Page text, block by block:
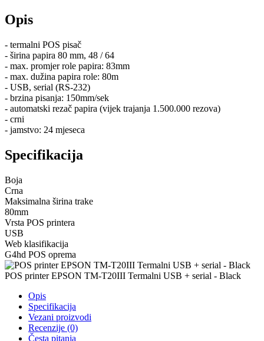
Opis
- termalni POS pisač
- širina papira 80 mm, 48 / 64
- max. promjer role papira: 83mm
- max. dužina papira role: 80m
- USB, serial (RS-232)
- brzina pisanja: 150mm/sek
- automatski rezač papira (vijek trajanja 1.500.000 rezova)
- crni
- jamstvo: 24 mjeseca
Specifikacija
Boja
Crna
Maksimalna širina trake
80mm
Vrsta POS printera
USB
Web klasifikacija
G4hd POS oprema
POS printer EPSON TM-T20III Termalni USB + serial - Black
Opis
Specifikacija
Vezani proizvodi
Recenzije (0)
Česta pitanja